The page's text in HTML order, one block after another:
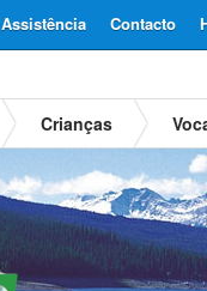
Contacto
Assistência
Crianças